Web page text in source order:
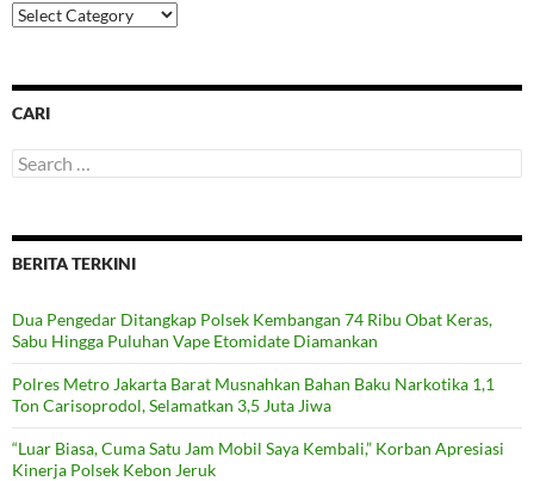
Categories
CARI
Search
for:
BERITA TERKINI
Dua Pengedar Ditangkap Polsek Kembangan 74 Ribu Obat Keras,
Sabu Hingga Puluhan Vape Etomidate Diamankan
Polres Metro Jakarta Barat Musnahkan Bahan Baku Narkotika 1,1
Ton Carisoprodol, Selamatkan 3,5 Juta Jiwa
“Luar Biasa, Cuma Satu Jam Mobil Saya Kembali,” Korban Apresiasi
Kinerja Polsek Kebon Jeruk